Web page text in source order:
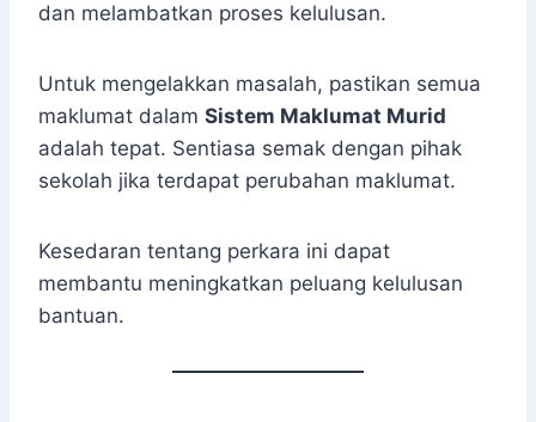
dan melambatkan proses kelulusan.
Untuk mengelakkan masalah, pastikan semua
maklumat dalam Sistem Maklumat Murid
adalah tepat. Sentiasa semak dengan pihak
sekolah jika terdapat perubahan maklumat.
Kesedaran tentang perkara ini dapat
membantu meningkatkan peluang kelulusan
bantuan.